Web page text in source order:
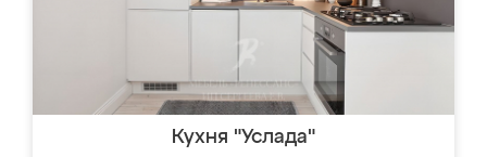
Кухня "Услада"